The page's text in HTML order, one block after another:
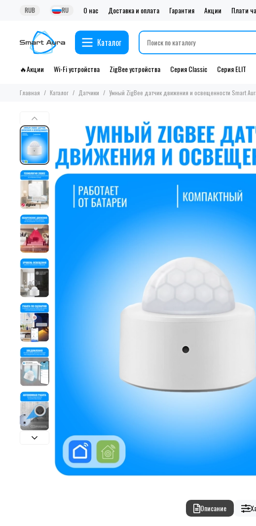
RUB RU О нас Доставка и оплата Гарантия Акции Плати
Каталог
🔥Акции Wi-Fi устройства ZigBee устройства Серия Classic Серия ELIT
Главная Каталог Датчики Умный ZigBee датчик движения и освещенности Smart
Описание